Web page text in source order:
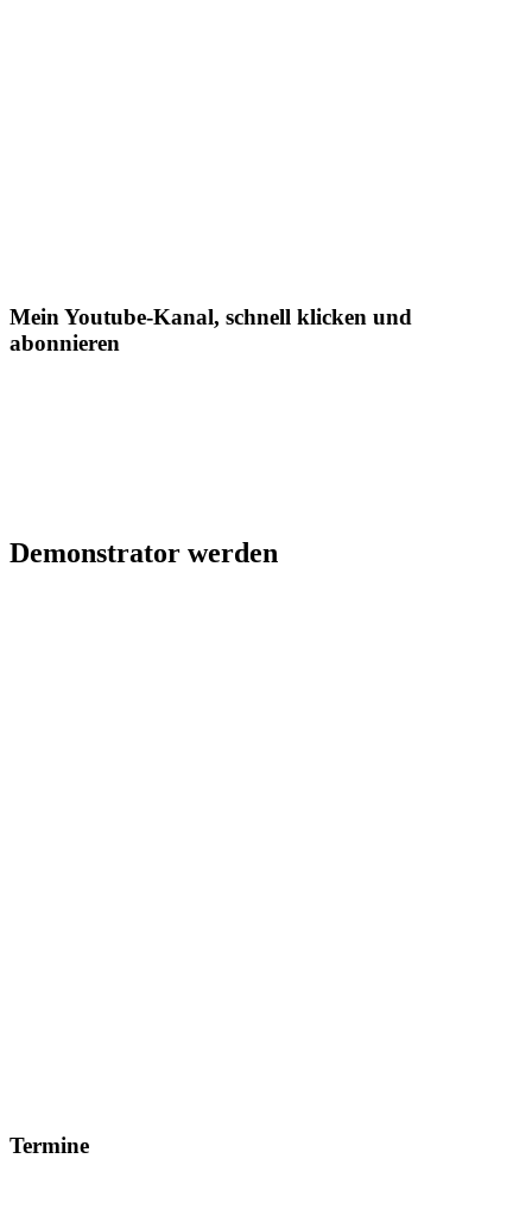
Mein Youtube-Kanal, schnell klicken und
abonnieren
Demonstrator werden
Termine